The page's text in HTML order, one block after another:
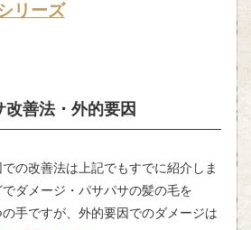
リーズ
善法・外的要因
の改善法は上記でもすでに紹介しま
ダメージ・パサパサの髪の毛を
手ですが、外的要因でのダメージは